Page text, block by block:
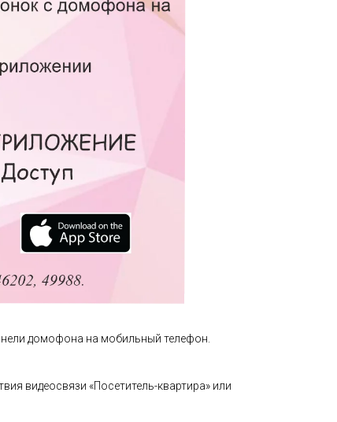
домофона на мобильный телефон.
видеосвязи «Посетитель-квартира» или